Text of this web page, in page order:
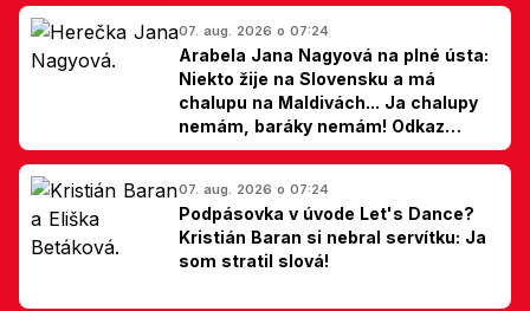
07. aug. 2026 o 07:24
Arabela Jana Nagyová na plné ústa:
Niekto žije na Slovensku a má
chalupu na Maldivách... Ja chalupy
nemám, baráky nemám! Odkaz
Slovákom
07. aug. 2026 o 07:24
Podpásovka v úvode Let's Dance?
Kristián Baran si nebral servítku: Ja
som stratil slová!